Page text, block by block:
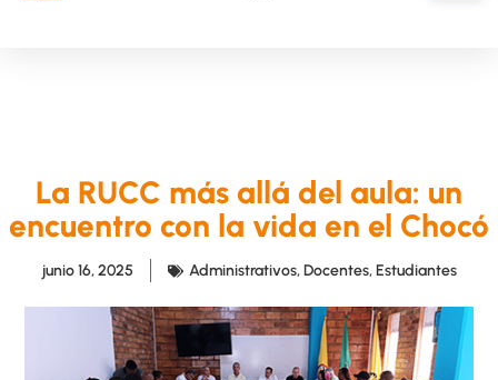
La RUCC más allá del aula: un
encuentro con la vida en el Chocó
junio 16, 2025 Administrativos,Docentes,Estudiantes